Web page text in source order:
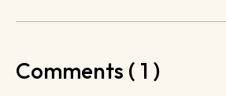
Comments ( 1 )